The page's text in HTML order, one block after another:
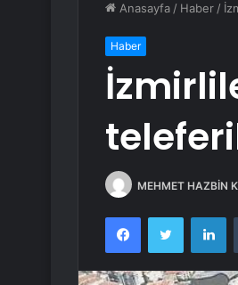
Anasayfa / Haber /
Haber
MEHMET HAZBİN
FacebookTwitter